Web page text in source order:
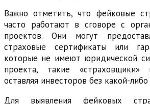
Важно отметить, что фейковые
часто работают в сговоре с
проектов. Они могут
страховые сертификаты или
которые не имеют юридической
проекта, такие «страховщики»
оставляя инвесторов без какой-
Для выявления фейковых